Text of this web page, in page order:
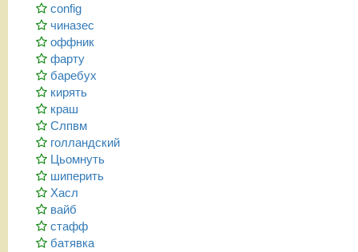
config
чиназес
оффник
фарту
баребух
кирять
краш
Слпвм
голландский
Цьомнуть
шиперить
Хасл
вайб
стафф
батявка